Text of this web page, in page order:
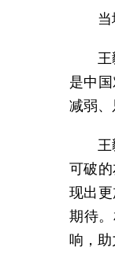
王
是中
减弱、
王
可破
现出
期待
响，